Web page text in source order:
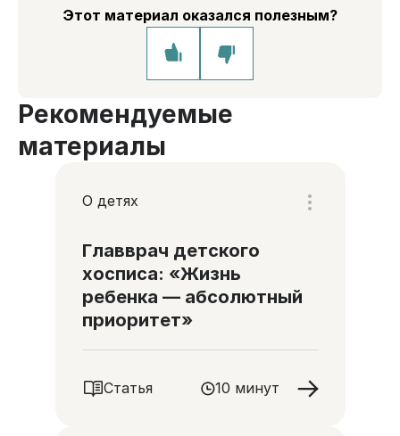
Этот материал оказался полезным?
Рекомендуемые
материалы
О детях
Главврач детского
хосписа: «Жизнь
ребенка — абсолютный
приоритет»
Статья 10 минут